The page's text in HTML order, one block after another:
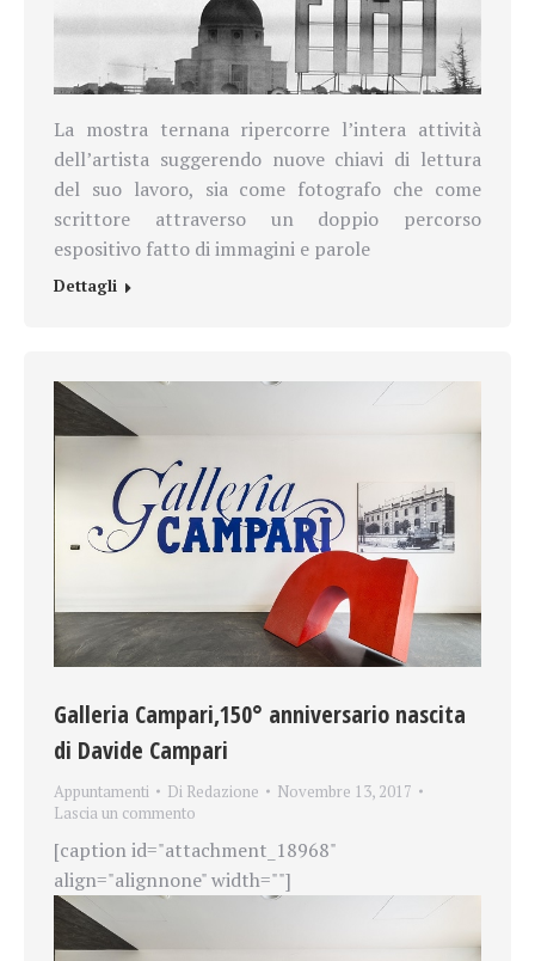
La mostra ternana ripercorre l’intera attività
dell’artista suggerendo nuove chiavi di lettura
del suo lavoro, sia come fotografo che come
scrittore attraverso un doppio percorso
espositivo fatto di immagini e parole
Dettagli
Galleria Campari,150° anniversario nascita
di Davide Campari
Appuntamenti Di Redazione
Novembre 13, 2017
Lascia un commento
[caption id="attachment_18968"
align="alignnone" width=""]